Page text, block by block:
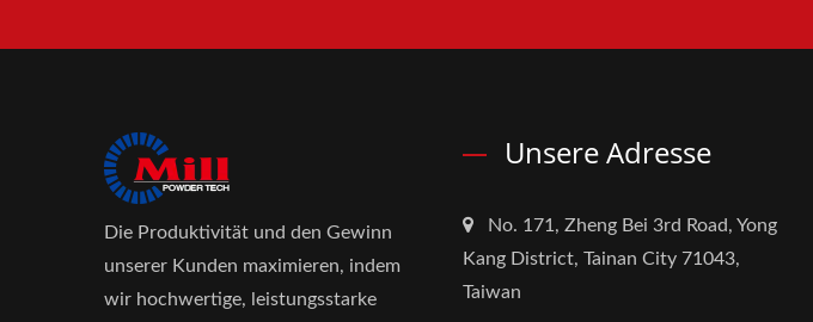
Die Produktivität und den Gewinn
unserer Kunden maximieren, indem
wir hochwertige, leistungsstarke
Unsere Adresse
No. 171, Zheng Bei 3rd Road, Yong
Kang District, Tainan City 71043,
Taiwan